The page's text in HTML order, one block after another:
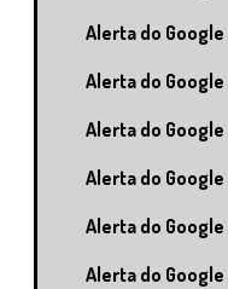
Alerta do
Alerta do
Alerta do
Alerta do
Alerta do
Alerta do